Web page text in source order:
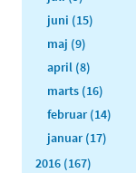
juni (15)
maj (9)
april (8)
marts (16)
februar (14)
januar (17)
2016 (167)